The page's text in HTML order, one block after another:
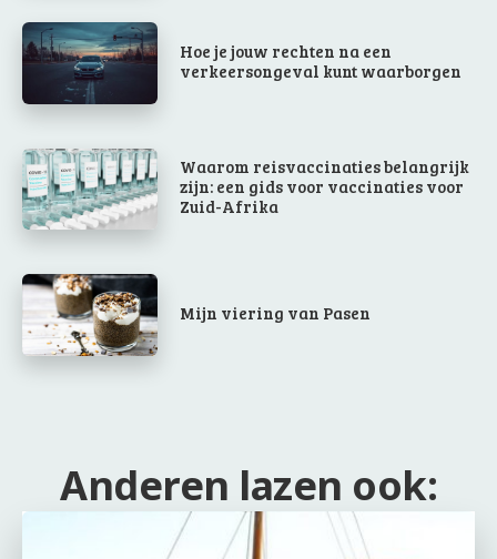
Hoe je jouw rechten na een
verkeersongeval kunt waarborgen
Waarom reisvaccinaties belangrijk
zijn: een gids voor vaccinaties voor
Zuid-Afrika
Mijn viering van Pasen
Anderen lazen ook: